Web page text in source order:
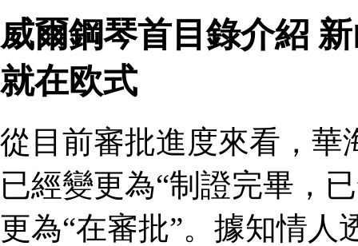
威爾鋼琴首目錄介紹
就在欧式
從目前審批進度來看，華
已經變更為“制證完畢，
更為“在審批”。據知情